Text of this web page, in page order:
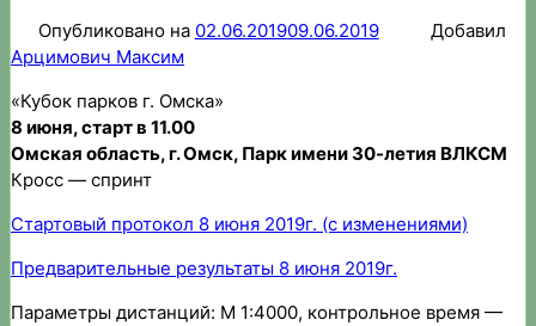
Опубликовано на 02.06.201909.06.2019
Добавил
Арцимович Максим
«Кубок парков г. Омска»
8 июня, старт в 11.00
Омская область, г. Омск, Парк имени 30-летия ВЛКСМ
Кросс — спринт
Стартовый протокол 8 июня 2019г. (с изменениями)
Предварительные результаты 8 июня 2019г.
Параметры дистанций: М 1:4000, контрольное время —